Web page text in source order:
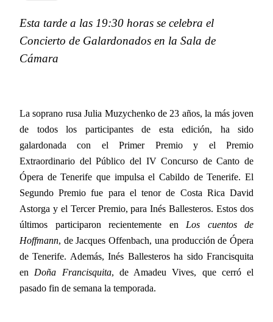
Esta tarde a las 19:30 horas se celebra el
Concierto de Galardonados en la Sala de
Cámara
La soprano rusa Julia Muzychenko de 23 años, la más joven
de todos los participantes de esta edición, ha sido
galardonada con el Primer Premio y el Premio
Extraordinario del Público del IV Concurso de Canto de
Ópera de Tenerife que impulsa el Cabildo de Tenerife. El
Segundo Premio fue para el tenor de Costa Rica David
Astorga y el Tercer Premio, para Inés Ballesteros. Estos dos
últimos participaron recientemente en Los cuentos de
Hoffmann, de Jacques Offenbach, una producción de Ópera
de Tenerife. Además, Inés Ballesteros ha sido Francisquita
en Doña Francisquita, de Amadeu Vives, que cerró el
pasado fin de semana la temporada.